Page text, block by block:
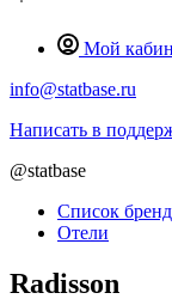
Мой
info@statbase.ru
Написать в
@statbase
Список
Отели
Radisson